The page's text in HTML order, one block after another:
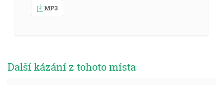
MP3
Další kázání z tohoto místa